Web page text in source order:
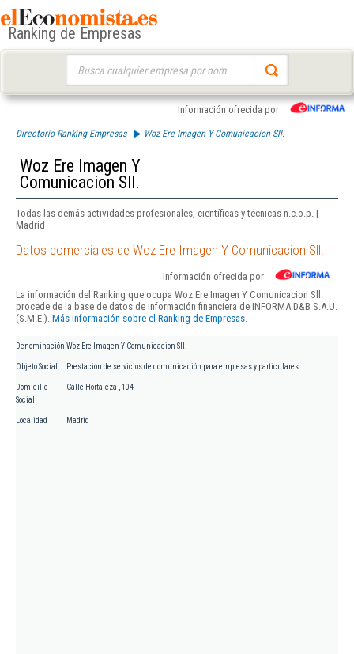
Ranking de Empresas
Información ofrecida por
Directorio Ranking Empresas Woz Ere Imagen Y Comunicacion Sll.
Woz Ere Imagen Y
Comunicacion Sll.
Todas las demás actividades profesionales, científicas y técnicas n.c.o.p. |
Madrid
Datos comerciales de Woz Ere Imagen Y Comunicacion Sll.
Información ofrecida por
La información del Ranking que ocupa Woz Ere Imagen Y Comunicacion Sll.
procede de la base de datos de información financiera de INFORMA D&B S.A.U.
(S.M.E.). Más información sobre el Ranking de Empresas.
Denominación Woz Ere Imagen Y Comunicacion Sll.
Objeto Social Prestación de servicios de comunicación para empresas y particulares.
Domicilio
Social
Calle Hortaleza , 104
Localidad Madrid